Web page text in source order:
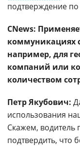
подтверждение по
CNews:
коммуникациях
например, для
компаний или
количеством
Петр Якубович:
использования
Скажем, водитель
подтвердить, что